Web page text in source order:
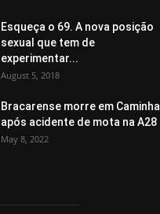
Esqueça o 69. A nova posição
sexual que tem de
experimentar...
August 5, 2018
Bracarense morre em Caminha
após acidente de mota na A28
May 8, 2022